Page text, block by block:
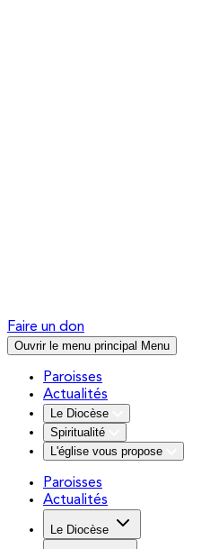
Faire un don
Ouvrir le menu principal Menu
Paroisses
Actualités
Le Diocèse
Spiritualité
L'église vous propose
Paroisses
Actualités
Le Diocèse